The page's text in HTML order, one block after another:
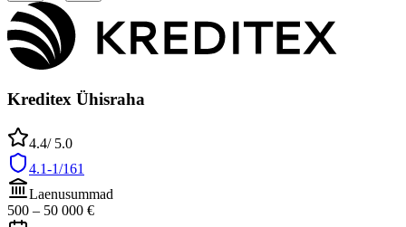
Kreditex Ühisraha
4.4/ 5.0
4.1-1/161
Laenusummad
500 – 50 000 €